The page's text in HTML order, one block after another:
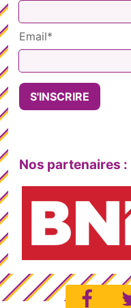
Email*
Nos partenaires :